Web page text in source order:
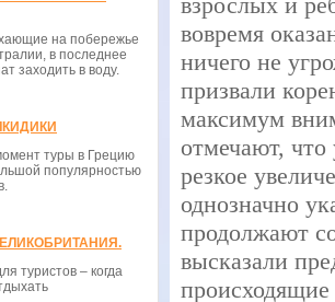
на побережье
в последнее
заходить в воду.
туры в Грецию
популярностью
туристов – когда
вовремя
ничего не
призвали
максимум
отмечают, что
резкое
однозначно
продолжают
высказали